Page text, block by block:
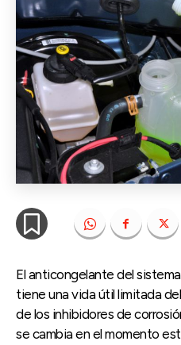
El anticongelante del
tiene una vida útil limitada
de los inhibidores de
se cambia en el momento